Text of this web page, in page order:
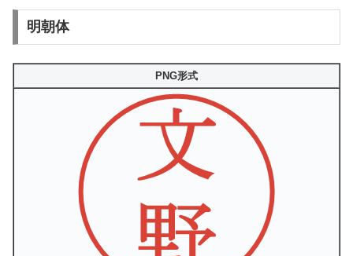
明朝体
PNG形式